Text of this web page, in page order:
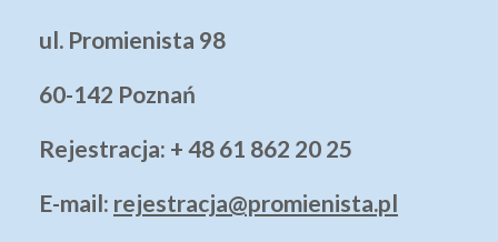
ul. Promienista 98
60-142 Poznań
Rejestracja: + 48 61 862 20 25
E-mail: rejestracja@promienista.pl